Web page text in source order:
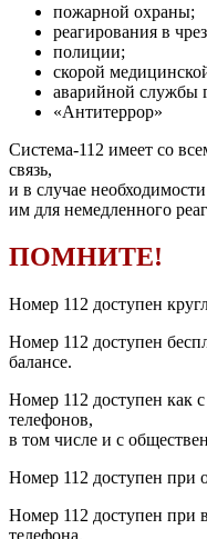
пожарной охраны;
реагирования в
полиции;
скорой
аварийной службы
«Антитеррор»
Система-112 имеет со
связь,
и в случае
им для немедленного
ПОМНИТЕ!
Номер 112 доступен
Номер 112 доступен
балансе.
Номер 112 доступен как
телефонов,
в том числе и с
Номер 112 доступен при
Номер 112 доступен при
телефона.